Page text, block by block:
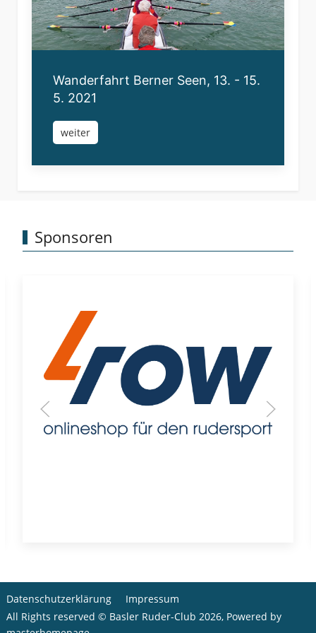
Wanderfahrt Berner Seen, 13. - 15.
5. 2021
weiter
Sponsoren
Datenschutzerklärung
Impressum
All Rights reserved © Basler Ruder-Club 2026, Powered by